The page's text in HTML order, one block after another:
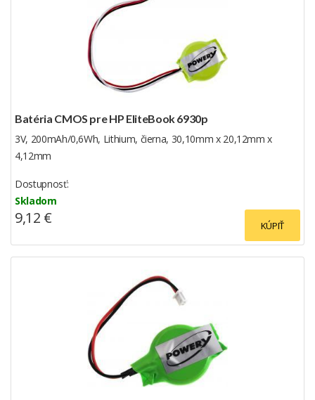
Batéria CMOS pre HP EliteBook 6930p
3V, 200mAh/0,6Wh, Lithium, čierna, 30,10mm x 20,12mm x
4,12mm
Dostupnosť:
Skladom
KÚPIŤ
9,12 €